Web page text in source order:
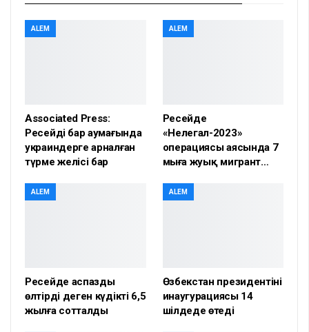
ALEM
Associated Press:
Ресейдің бар аумағында
украиндерге арналған
түрме желісі бар
ALEM
Ресейде
«Нелегал-2023»
операциясы аясында 7
мыңға жуық мигрант…
ALEM
Ресейде аспазды
өлтірді деген күдікті 6,5
жылға сотталды
ALEM
Өзбекстан президентінің
инаугурациясы 14
шілдеде өтеді